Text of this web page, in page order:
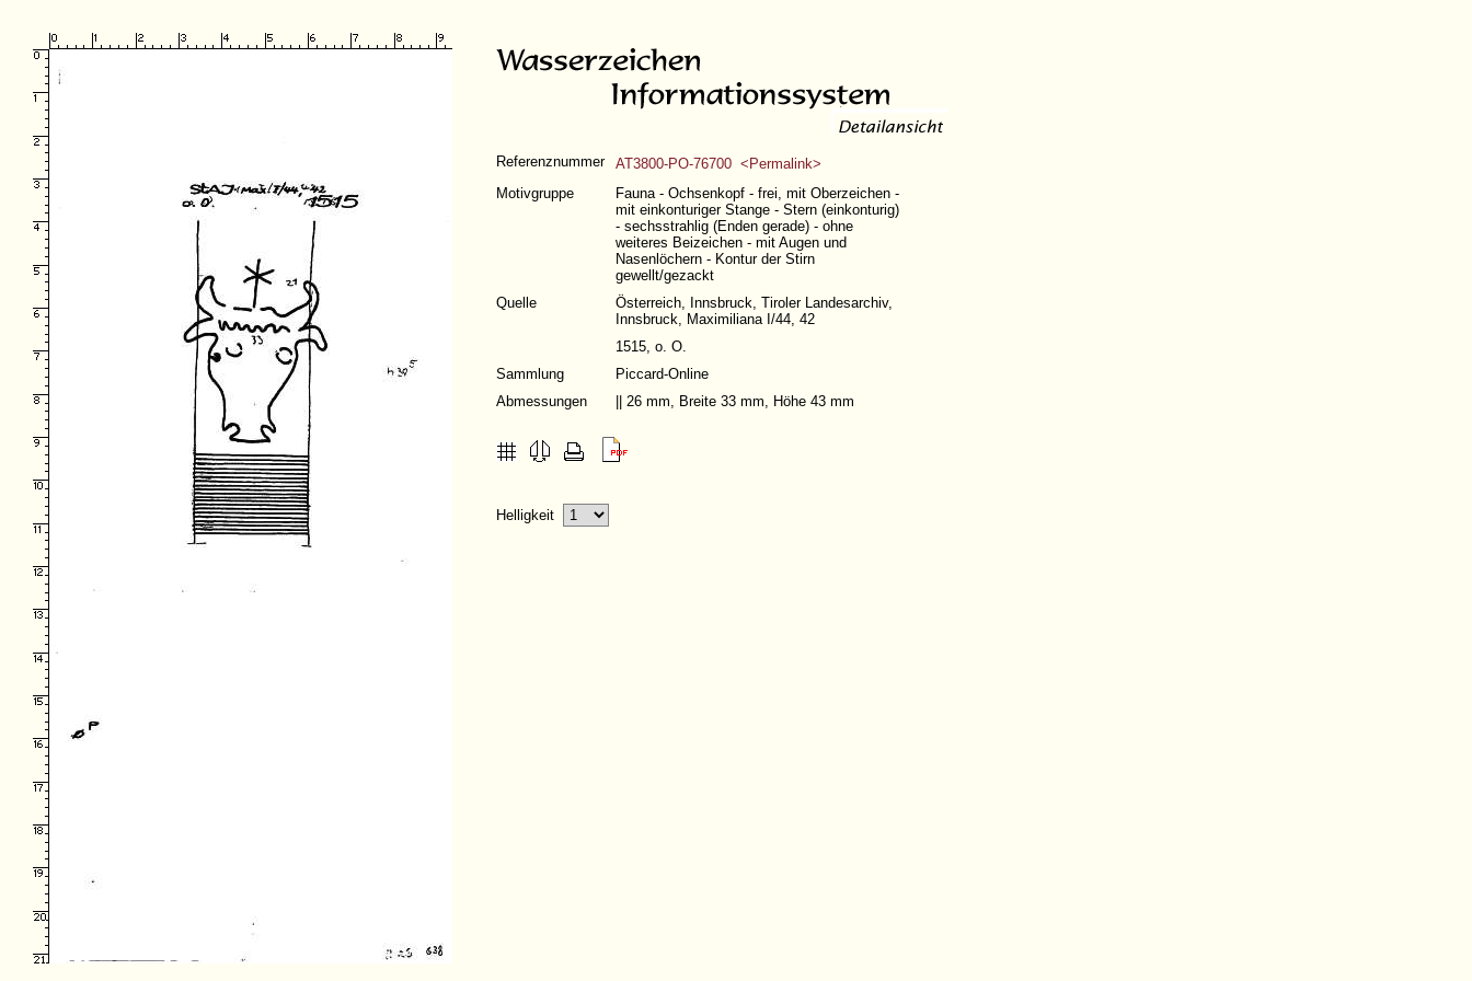
Referenznummer
AT3800-PO-76700 <Permalink>
Motivgruppe
Fauna - Ochsenkopf - frei, mit Oberzeichen -
mit einkonturiger Stange - Stern (einkonturig)
- sechsstrahlig (Enden gerade) - ohne
weiteres Beizeichen - mit Augen und
Nasenlöchern - Kontur der Stirn
gewellt/gezackt
Quelle
Österreich, Innsbruck, Tiroler Landesarchiv,
Innsbruck, Maximiliana I/44, 42
1515, o. O.
Sammlung
Piccard-Online
Abmessungen
|| 26 mm, Breite 33 mm, Höhe 43 mm
Helligkeit